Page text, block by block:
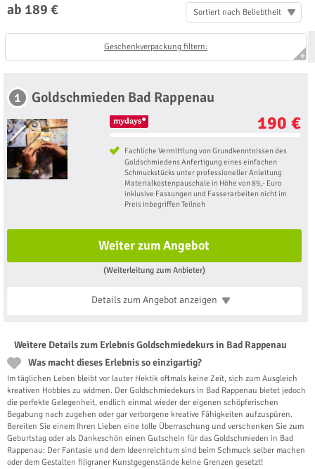
ab 189 € Sortiert nach Beliebtheit
Geschenkverpackung filtern:
1 Goldschmieden Bad Rappenau
190 €
Fachliche Vermittlung von Grundkenntnissen des
Goldschmiedens Anfertigung eines einfachen
Schmuckstücks unter professioneller Anleitung
Materialkostenpauschale in Höhe von 89,- Euro
inklusive Fassungen und Fasserarbeiten nicht im
Preis inbegriffen Teilneh
Weiter zum Angebot
(Weiterleitung zum Anbieter)
Details zum Angebotanzeigen
Weitere Details zum Erlebnis Goldschmiedekurs in Bad Rappenau
Was macht dieses Erlebnis so einzigartig?
Im täglichen Leben bleibt vor lauter Hektik oftmals keine Zeit, sich zum Ausgleich
kreativen Hobbies zu widmen. Der Goldschmiedekurs in Bad Rappenau bietet jedoch
die perfekte Gelegenheit, endlich einmal wieder der eigenen schöpferischen
Begabung nach zugehen oder gar verborgene kreative Fähigkeiten aufzuspüren.
Bereiten Sie einem Ihren Lieben eine tolle Überraschung und verschenken Sie zum
Geburtstag oder als Dankeschön einen Gutschein für das Goldschmieden in Bad
Rappenau: Der Fantasie und dem Ideenreichtum sind beim Schmuck selber machen
oder dem Gestalten filigraner Kunstgegenstände keine Grenzen gesetzt!